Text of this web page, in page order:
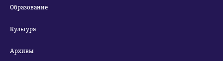
Образование
Культура
Архивы